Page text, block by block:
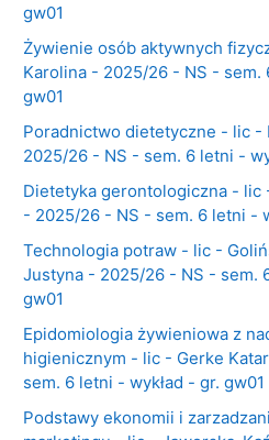
gw01
Żywienie osób aktywnych
Karolina - 2025/26 - NS - sem.
gw01
Poradnictwo dietetyczne - lic -
2025/26 - NS - sem. 6 letni -
Dietetyka gerontologiczna - lic
- 2025/26 - NS - sem. 6 letni -
Technologia potraw - lic -
Justyna - 2025/26 - NS - sem.
gw01
Epidomiologia żywieniowa z
higienicznym - lic - Gerke
sem. 6 letni - wykład - gr. gw01
Podstawy ekonomii i